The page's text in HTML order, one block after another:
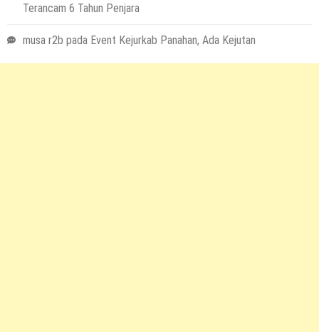
Terancam 6 Tahun Penjara
musa r2b pada Event Kejurkab Panahan, Ada Kejutan